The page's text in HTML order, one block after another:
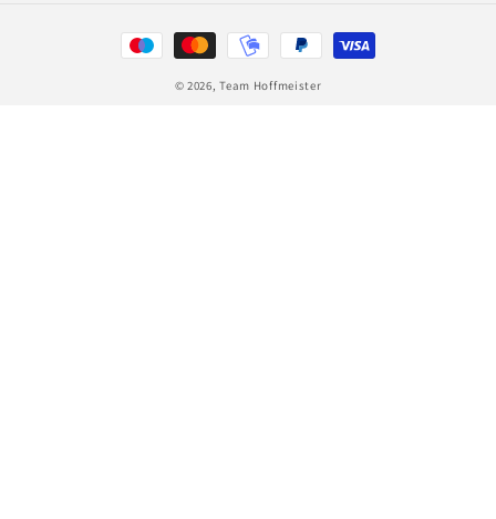
Zahlungsmethoden
© 2026,Team Hoffmeister